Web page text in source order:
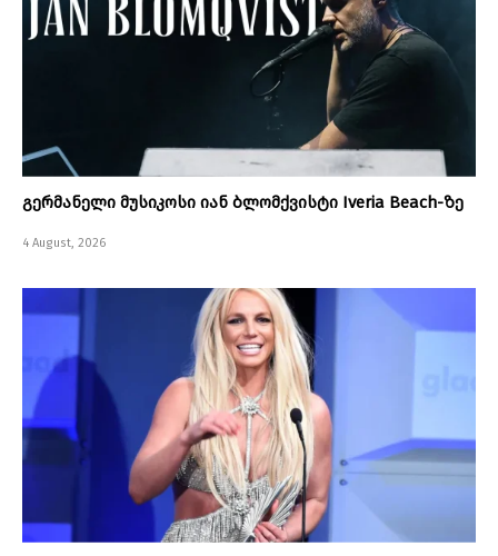
გერმანელი მუსიკოსი იან ბლომქვისტი Iveria Beach-ზე
4 August, 2026